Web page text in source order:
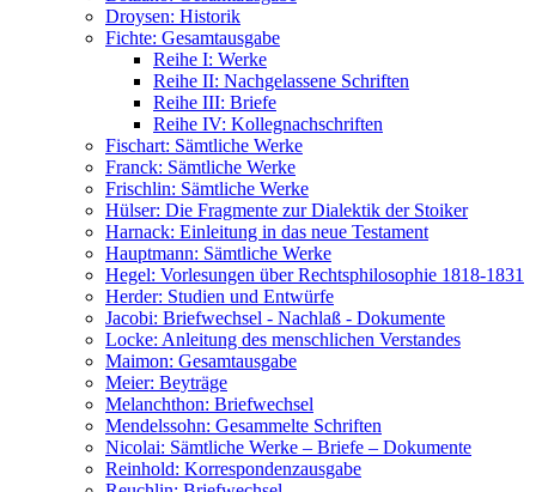
Droysen: Historik
Fichte: Gesamtausgabe
Reihe I: Werke
Reihe II: Nachgelassene Schriften
Reihe III: Briefe
Reihe IV: Kollegnachschriften
Fischart: Sämtliche Werke
Franck: Sämtliche Werke
Frischlin: Sämtliche Werke
Hülser: Die Fragmente zur Dialektik der Stoiker
Harnack: Einleitung in das neue Testament
Hauptmann: Sämtliche Werke
Hegel: Vorlesungen über Rechtsphilosophie 1818-1831
Herder: Studien und Entwürfe
Jacobi: Briefwechsel - Nachlaß - Dokumente
Locke: Anleitung des menschlichen Verstandes
Maimon: Gesamtausgabe
Meier: Beyträge
Melanchthon: Briefwechsel
Mendelssohn: Gesammelte Schriften
Nicolai: Sämtliche Werke – Briefe – Dokumente
Reinhold: Korrespondenzausgabe